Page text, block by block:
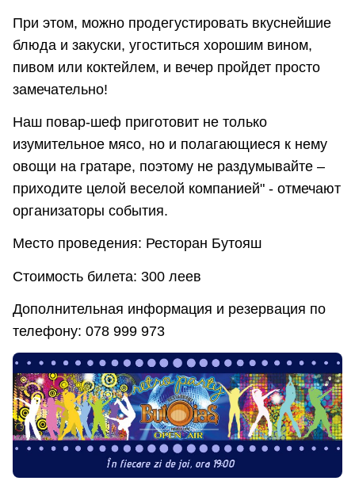
При этом, можно продегустировать вкуснейшие
блюда и закуски, угоститься хорошим вином,
пивом или коктейлем, и вечер пройдет просто
замечательно!
Наш повар-шеф приготовит не только
изумительное мясо, но и полагающиеся к нему
овощи на гратаре, поэтому не раздумывайте –
приходите целой веселой компанией" - отмечают
организаторы события.
Место проведения: Ресторан Бутояш
Стоимость билета: 300 леев
Дополнительная информация и резервация по
телефону: 078 999 973